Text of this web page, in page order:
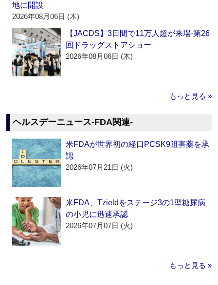
地に開設
2026年08月06日 (木)
【JACDS】3日間で11万人超が来場‐第26
回ドラッグストアショー
2026年08月06日 (木)
もっと見る »
ヘルスデーニュース‐FDA関連‐
米FDAが世界初の経口PCSK9阻害薬を承
認
2026年07月21日 (火)
米FDA、Tzieldをステージ3の1型糖尿病
の小児に迅速承認
2026年07月07日 (火)
もっと見る »